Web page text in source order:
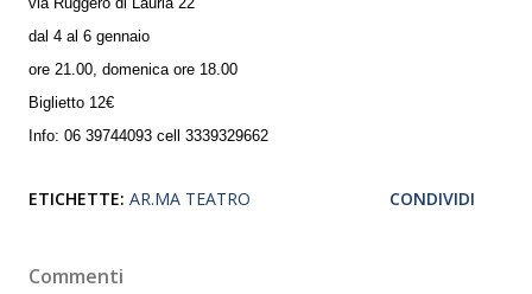
dal 4 al 6 gennaio
ore 21.00, domenica ore 18.00
Biglietto 12€
Info: 06 39744093 cell 3339329662
ETICHETTE: AR.MA TEATRO CONDIVIDI
Commenti